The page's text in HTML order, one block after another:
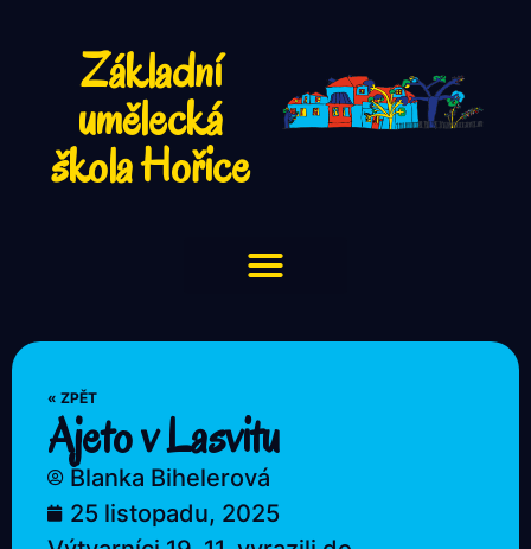
Základní
umělecká
škola Hořice
« ZPĚT
Ajeto v Lasvitu
Blanka Bihelerová
25 listopadu, 2025